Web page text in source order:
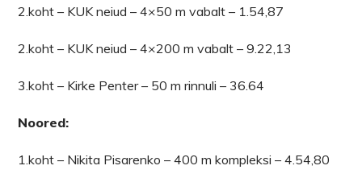
2.koht – KUK neiud – 4×50 m vabalt – 1.54,87
2.koht – KUK neiud – 4×200 m vabalt – 9.22,13
3.koht – Kirke Penter – 50 m rinnuli – 36.64
Noored:
1.koht – Nikita Pisarenko – 400 m kompleksi – 4.54,80